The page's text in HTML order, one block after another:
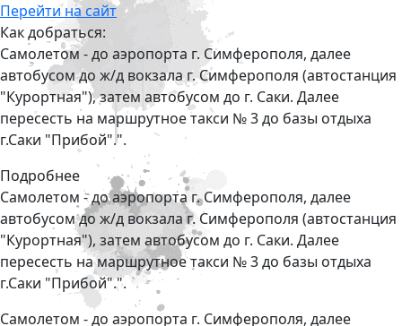
Перейти на сайт
Как добраться:
Самолетом - до аэропорта г. Симферополя, далее
автобусом до ж/д вокзала г. Симферополя (автостанция
"Курортная"), затем автобусом до г. Саки. Далее
пересесть на маршрутное такси № 3 до базы отдыха
г.Саки "Прибой".".
Подробнее
Самолетом - до аэропорта г. Симферополя, далее
автобусом до ж/д вокзала г. Симферополя (автостанция
"Курортная"), затем автобусом до г. Саки. Далее
пересесть на маршрутное такси № 3 до базы отдыха
г.Саки "Прибой".".
Самолетом - до аэропорта г. Симферополя, далее